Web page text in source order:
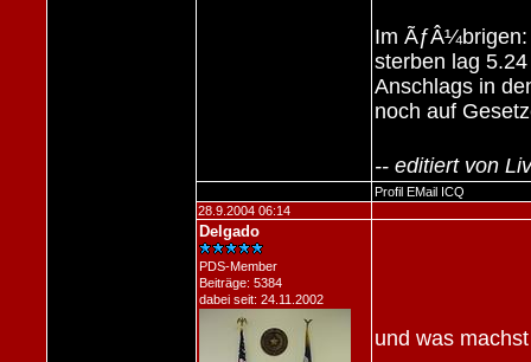
Im
sterben lag
Anschlags in
noch auf
-- editiert von
Profil EMail ICQ
28.9.2004 06:14
Delgado
PDS-Member
Beiträge: 5384
dabei seit: 24.11.2002
und was